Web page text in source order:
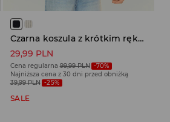
Czarna koszula z krótkim rękawem
29,99 PLN
Cena regularna 99,99 PLN -70%
Najniższa cena z 30 dni przed obniżką
39,99 PLN -25%
SALE